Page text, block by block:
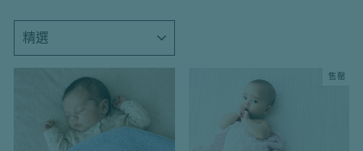
類
售罄